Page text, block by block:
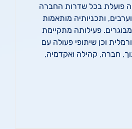
המדרשה פועלת בכל שדרות החברה
ותכניותיה מותאמות
פעילותה מתקיימת
וכן שיתופי פעולה עם
חברה, קהילה ואקדמיה,